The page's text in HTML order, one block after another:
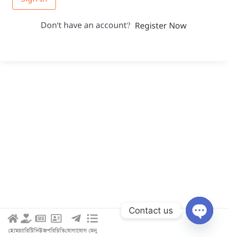
Don't have an account? Register Now
হোমচ্যারিটিনিউজপরিচিতিযোগাযোগ মেনু
Contact us